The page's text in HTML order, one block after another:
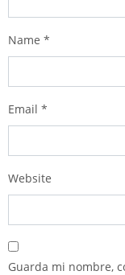
Name *
Email *
Website
Guarda mi nombre,